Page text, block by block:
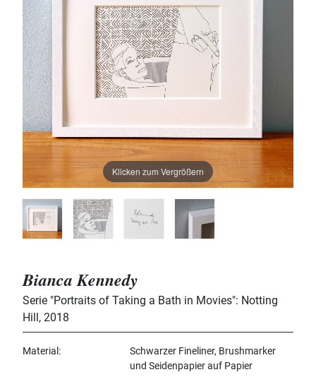
Klicken zum Vergrößern
Bianca Kennedy
Serie "Portraits of Taking a Bath in Movies": Notting
Hill , 2018
Material
Schwarzer Fineliner, Brushmarker
und Seidenpapier auf Papier